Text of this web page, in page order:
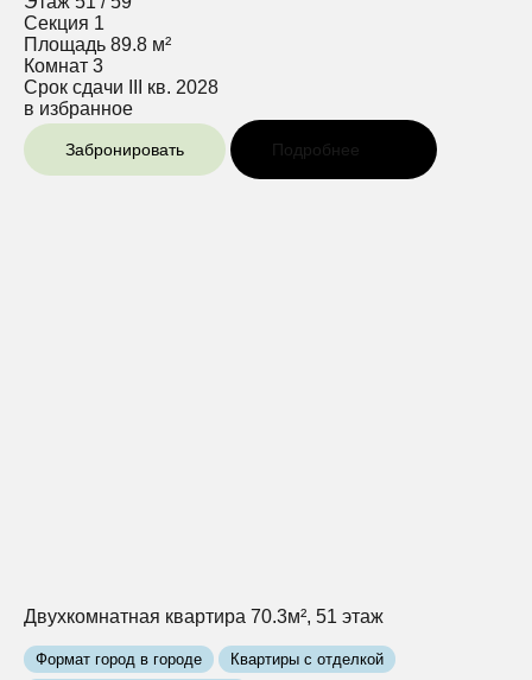
Секция 1
Площадь 89.8 м²
Комнат 3
Срок сдачи
III кв. 2028
в избранное
Забронировать Подробнее
Двухкомнатная квартира 70.3м², 51 этаж
Формат город в городе Квартиры с отделкой